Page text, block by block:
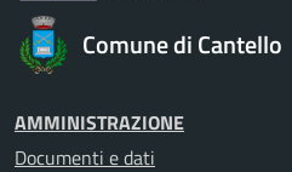
Comune di Cantello
AMMINISTRAZIONE
Documenti e dati